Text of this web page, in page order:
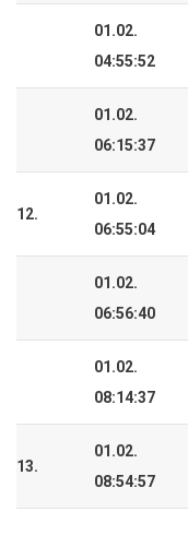
01.02.
04:55:52
01.02.
06:15:37
12.
01.02.
06:55:04
01.02.
06:56:40
01.02.
08:14:37
13.
01.02.
08:54:57